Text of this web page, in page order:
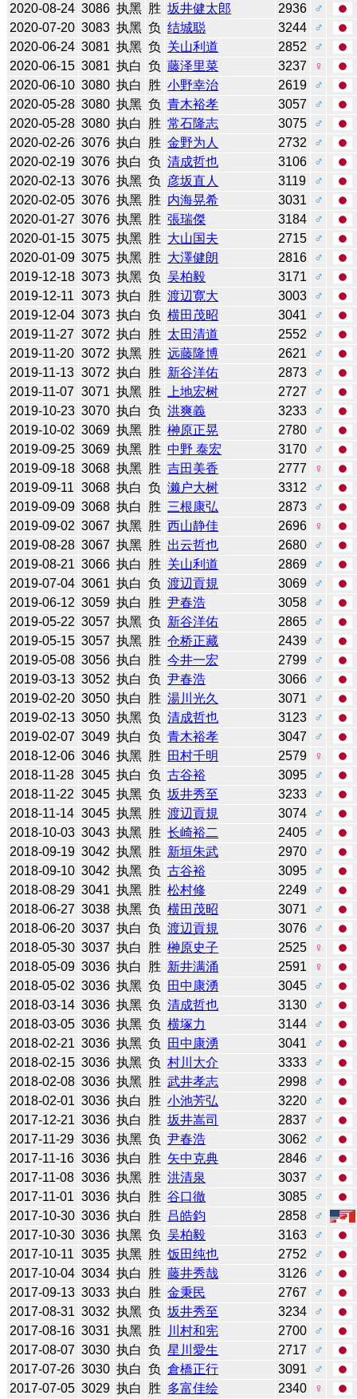
2020-08-24 3086 执黑 胜 坂井健太郎 2936
♂
2020-07-20 3083 执黑 负 结城聪 3244
♂
2020-06-24 3081 执黑 负 关山利道 2852
♂
2020-06-15 3081 执白 负 藤泽里菜 3237
♀
2020-06-10 3080 执白 胜 小野幸治 2619
♂
2020-05-28 3080 执黑 负 青木裕孝 3057
♂
2020-05-28 3080 执白 胜 常石隆志 3075
♂
2020-02-26 3076 执白 胜 金野为人 2732
♂
2020-02-19 3076 执白 负 清成哲也 3106
♂
2020-02-13 3076 执黑 负 彦坂直人 3119
♂
2020-02-05 3076 执黑 胜 内海晃希 3031
♂
2020-01-27 3076 执黑 胜 張瑞傑 3184
♂
2020-01-15 3075 执黑 胜 大山国夫 2715
♂
2020-01-09 3075 执黑 胜 大澤健朗 2816
♂
2019-12-18 3073 执黑 负 吴柏毅 3171
♂
2019-12-11 3073 执白 胜 渡辺寛大 3003
♂
2019-12-04 3073 执白 负 横田茂昭 3041
♂
2019-11-27 3072 执白 胜 太田清道 2552
♂
2019-11-20 3072 执黑 胜 远藤隆博 2621
♂
2019-11-13 3072 执白 胜 新谷洋佑 2873
♂
2019-11-07 3071 执黑 胜 上地宏树 2727
♂
2019-10-23 3070 执白 负 洪爽義 3233
♂
2019-10-02 3069 执黑 胜 榊原正晃 2780
♂
2019-09-25 3069 执黑 胜 中野 泰宏 3170
♂
2019-09-18 3068 执黑 胜 吉田美香 2777
♀
2019-09-11 3068 执白 负 濑户大树 3312
♂
2019-09-09 3068 执白 胜 三根康弘 2873
♂
2019-09-02 3067 执黑 胜 西山静佳 2696
♀
2019-08-28 3067 执黑 胜 出云哲也 2680
♂
2019-08-21 3066 执白 胜 关山利道 2869
♂
2019-07-04 3061 执白 负 渡辺貢規 3069
♂
2019-06-12 3059 执白 胜 尹春浩 3058
♂
2019-05-22 3057 执黑 负 新谷洋佑 2865
♂
2019-05-15 3057 执黑 胜 仓桥正藏 2439
♂
2019-05-08 3056 执白 胜 今井一宏 2799
♂
2019-03-13 3052 执白 负 尹春浩 3066
♂
2019-02-20 3050 执白 胜 湯川光久 3071
♂
2019-02-13 3050 执黑 负 清成哲也 3123
♂
2019-02-07 3049 执白 负 青木裕孝 3047
♂
2018-12-06 3046 执黑 胜 田村千明 2579
♀
2018-11-28 3045 执白 负 古谷裕 3095
♂
2018-11-22 3045 执黑 负 坂井秀至 3233
♂
2018-11-14 3045 执黑 胜 渡辺貢規 3074
♂
2018-10-03 3043 执黑 胜 长崎裕二 2405
♂
2018-09-19 3042 执黑 胜 新垣朱武 2970
♂
2018-09-10 3042 执黑 负 古谷裕 3095
♂
2018-08-29 3041 执黑 胜 松村修 2249
♂
2018-06-27 3038 执黑 负 横田茂昭 3071
♂
2018-06-20 3037 执白 负 渡辺貢規 3076
♂
2018-05-30 3037 执白 胜 榊原史子 2525
♀
2018-05-09 3036 执白 胜 新井满涌 2591
♀
2018-05-02 3036 执黑 负 田中康湧 3045
♂
2018-03-14 3036 执黑 负 清成哲也 3130
♂
2018-03-05 3036 执黑 负 横塚力 3144
♂
2018-02-21 3036 执黑 负 田中康湧 3041
♂
2018-02-15 3036 执黑 负 村川大介 3333
♂
2018-02-08 3036 执黑 胜 武井孝志 2998
♂
2018-02-01 3036 执白 胜 小池芳弘 3220
♂
2017-12-21 3036 执白 胜 坂井嵩司 2837
♂
2017-11-29 3036 执黑 负 尹春浩 3062
♂
2017-11-16 3036 执白 胜 矢中克典 2846
♂
2017-11-08 3036 执黑 胜 洪清泉 3037
♂
2017-11-01 3036 执白 胜 谷口徹 3085
♂
2017-10-30 3036 执白 胜 吕皓鈞 2858
♂
2017-10-30 3036 执黑 负 吴柏毅 3163
♂
2017-10-11 3035 执黑 胜 饭田纯也 2752
♂
2017-10-04 3034 执白 胜 藤井秀哉 3126
♂
2017-09-13 3033 执白 胜 金秉民 2767
♂
2017-08-31 3032 执黑 负 坂井秀至 3234
♂
2017-08-16 3031 执黑 胜 川村和宪 2700
♂
2017-08-07 3030 执白 负 星川愛生 2717
♂
2017-07-26 3030 执白 负 倉橋正行 3091
♂
2017-07-05 3029 执白 胜 多富佳绘 2340 ♀